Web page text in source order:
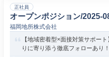
正社員
オープンポジション/2025-
福岡地所株式会社
【地域密着型×面接対策サポー
りに寄り添う徹底フォローあり！